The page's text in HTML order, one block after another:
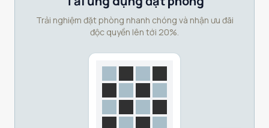
Trải nghiệm đặt phòng nhanh chóng và nhận ưu đãi
độc quyền lên tới 20%.